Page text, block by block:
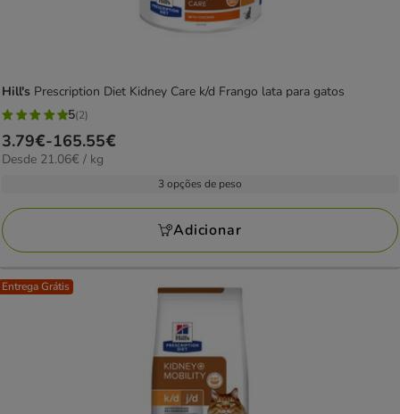
Hill's Prescription Diet Kidney Care k/d Frango lata para gatos
5
estrelas
com
avaliações
5(2)
Preço
de
165.55€
3.79€-165.55€
21.06€
Desde 21.06€ / kg
3 opções de peso
Adicionar
Entrega Grátis